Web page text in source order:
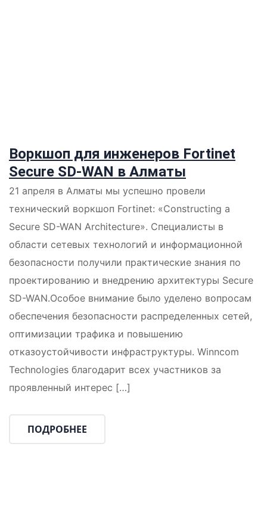
Воркшоп для инженеров Fortinet
Secure SD-WAN в Алматы
21 апреля в Алматы мы успешно провели
технический воркшоп Fortinet: «Constructing a
Secure SD-WAN Architecture». Специалисты в
области сетевых технологий и информационной
безопасности получили практические знания по
проектированию и внедрению архитектуры Secure
SD-WAN.Особое внимание было уделено вопросам
обеспечения безопасности распределенных сетей,
оптимизации трафика и повышению
отказоустойчивости инфраструктуры. Winncom
Technologies благодарит всех участников за
проявленный интерес […]
ПОДРОБНЕЕ